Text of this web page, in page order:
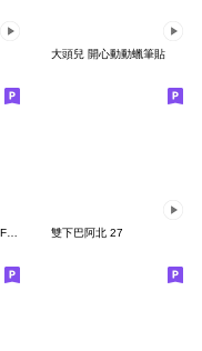
大頭兒 開心動動蠟筆貼
"GOKIGEN PANDA" - Feeling / global 雙下巴阿北 27